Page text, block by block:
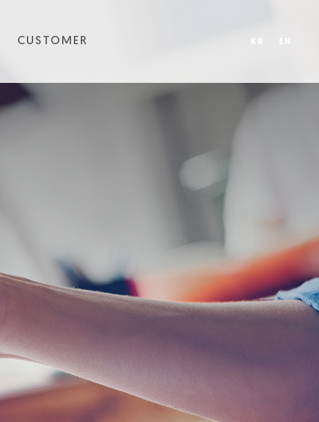
CUSTOMER KR